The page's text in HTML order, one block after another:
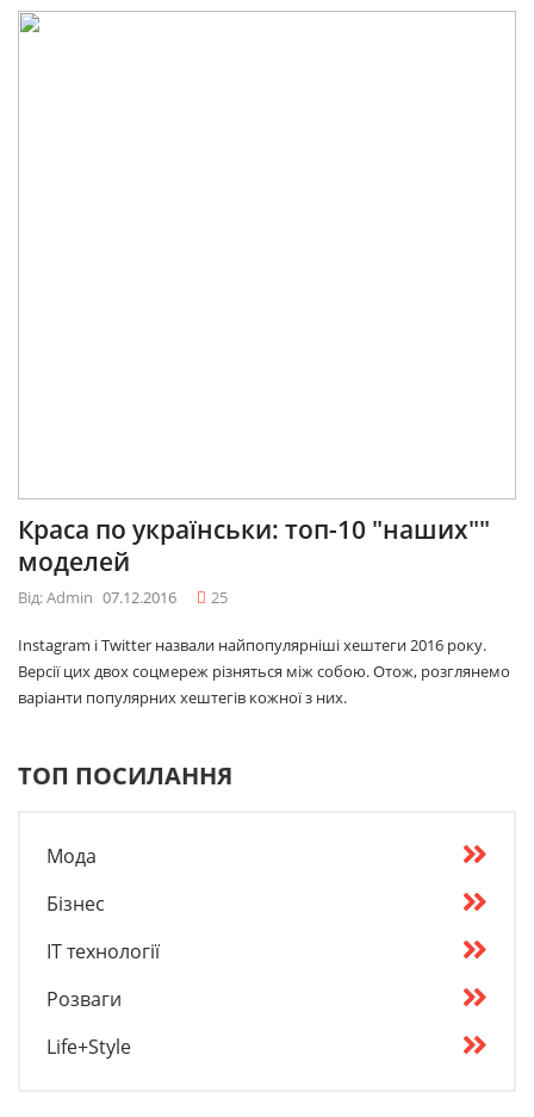
Краса по українськи: топ-10 "наших""
моделей
Від: Admin 07.12.2016 25
Instagram і Twitter назвали найпопулярніші хештеги 2016 року.
Версії цих двох соцмереж різняться між собою. Отож, розглянемо
варіанти популярних хештегів кожної з них.
ТОП ПОСИЛАННЯ
Мода
Бізнес
IT технології
Розваги
Life+Style